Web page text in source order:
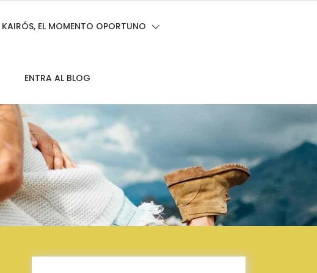
KAIRÓS, EL MOMENTO OPORTUNO
ENTRA AL BLOG